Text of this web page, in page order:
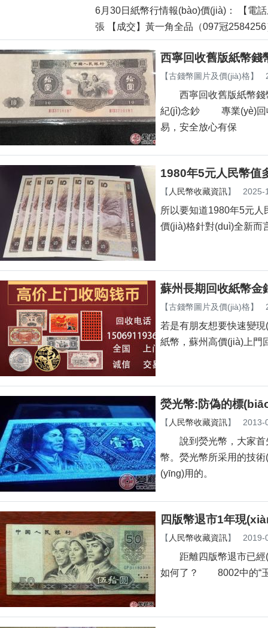
6月30日紙幣行情報(bào)價(jià)： 【電
張 【成交】黃一角全品（097冠2584256
西寧回收舊版紙幣錢
【古錢幣圖片及價(jià)格】
西寧回收舊版紙幣錢
紀(jì)念鈔 專業(yè)回收收
易，安全放心有保
1980年5元人民幣值
【 人民幣收藏資訊】 2025-
所以要知道1980年5元人
價(jià)格針對(duì)全新而言
蘇州長期回收紙幣金
【古錢幣圖片及價(jià)格】
若是有朋友想要快速變現
紙幣，蘇州高價(jià)上
熒光幣:防偽的標
【 人民幣收藏資訊】 2013-
說到熒光幣，大家首先
幣。熒光幣所采用的
(yīng)用的。
四版幣退市1年現
【 人民幣收藏資訊】 2019-
距離四版幣退市已經
如何了？ 8002中的“玉